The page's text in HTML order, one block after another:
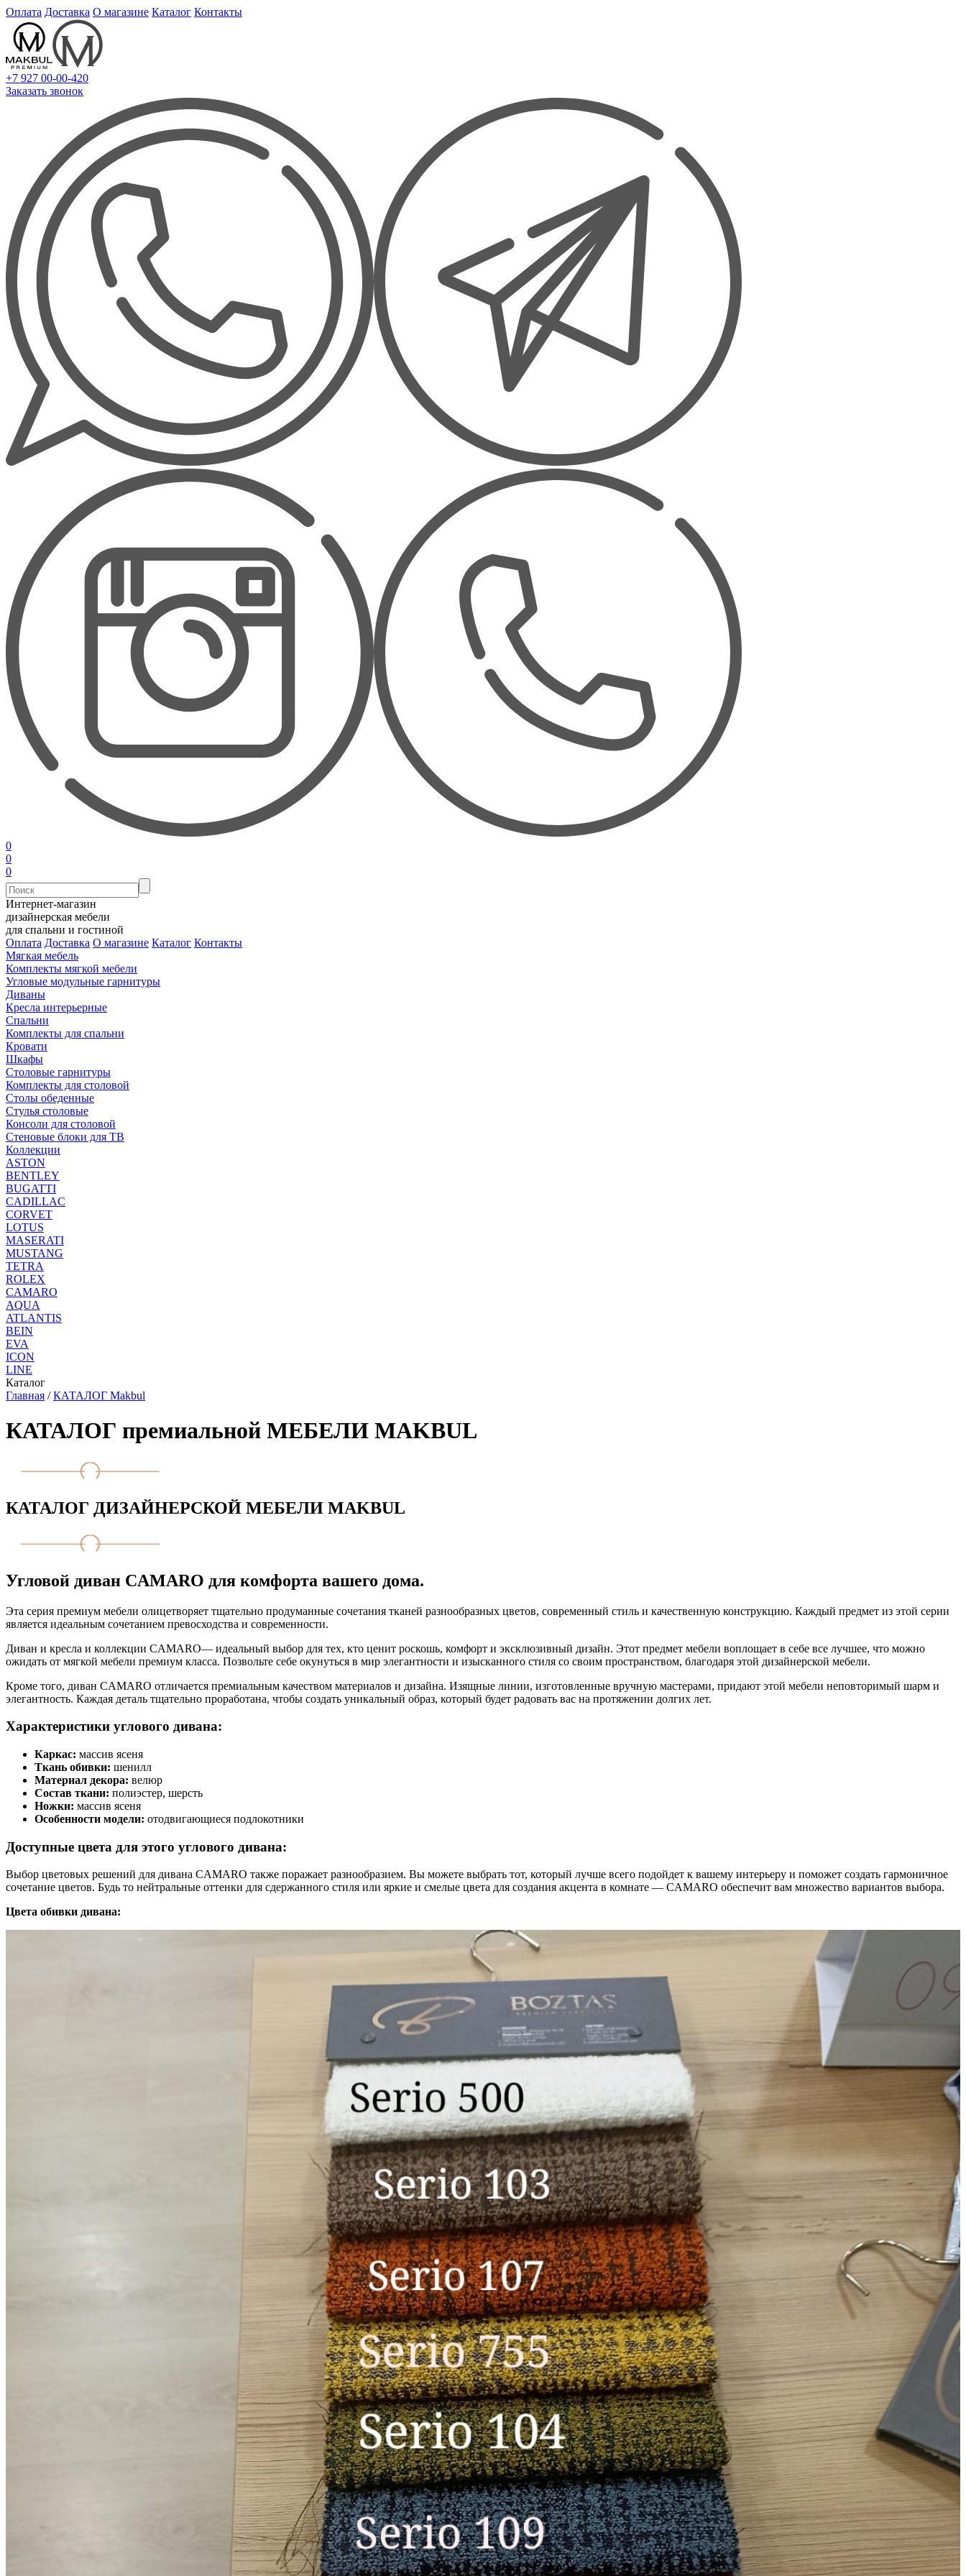
Оплата Доставка О магазине Каталог Контакты
+7 927 00-00-420
Заказать звонок
0
0
0
Интернет-магазин
дизайнерская мебели
для спальни и гостиной
Оплата Доставка О магазине Каталог Контакты
Мягкая мебель
Комплекты мягкой мебели
Угловые модульные гарнитуры
Диваны
Кресла интерьерные
Спальни
Комплекты для спальни
Кровати
Шкафы
Столовые гарнитуры
Комплекты для столовой
Столы обеденные
Стулья столовые
Консоли для столовой
Стеновые блоки для ТВ
Коллекции
ASTON
BENTLEY
BUGATTI
CADILLAC
CORVET
LOTUS
MASERATI
MUSTANG
TETRA
ROLEX
CAMARO
AQUA
ATLANTIS
BEIN
EVA
ICON
LINE
Каталог
Главная / КАТАЛОГ Makbul
КАТАЛОГ премиальной МЕБЕЛИ MAKBUL
КАТАЛОГ ДИЗАЙНЕРСКОЙ МЕБЕЛИ MAKBUL
Угловой диван CAMARO для комфорта вашего дома.
Эта серия премиум мебели олицетворяет тщательно продуманные сочетания тканей разнообразных цветов, современный стиль и качественную конструкцию. Каждый предмет из этой серии
является идеальным сочетанием превосходства и современности.
Диван и кресла и коллекции CAMARO— идеальный выбор для тех, кто ценит роскошь, комфорт и эксклюзивный дизайн. Этот предмет мебели воплощает в себе все лучшее, что можно
ожидать от мягкой мебели премиум класса. Позвольте себе окунуться в мир элегантности и изысканного стиля со своим пространством, благодаря этой дизайнерской мебели.
Кроме того, диван CAMARO отличается премиальным качеством материалов и дизайна. Изящные линии, изготовленные вручную мастерами, придают этой мебели неповторимый шарм и
элегантность. Каждая деталь тщательно проработана, чтобы создать уникальный образ, который будет радовать вас на протяжении долгих лет.
Характеристики углового дивана:
Каркас: массив ясеня
Ткань обивки: шенилл
Материал декора: велюр
Состав ткани: полиэстер, шерсть
Ножки: массив ясеня
Особенности модели: отодвигающиеся подлокотники
Доступные цвета для этого углового дивана:
Выбор цветовых решений для дивана CAMARO также поражает разнообразием. Вы можете выбрать тот, который лучше всего подойдет к вашему интерьеру и поможет создать гармоничное
сочетание цветов. Будь то нейтральные оттенки для сдержанного стиля или яркие и смелые цвета для создания акцента в комнате — CAMARO обеспечит вам множество вариантов выбора.
Цвета обивки дивана: